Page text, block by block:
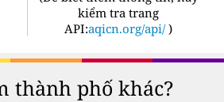
kiểm tra trang
API:aqicn.org/api/ )
thành phố khác?